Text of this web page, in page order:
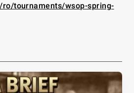
ro/tournaments/wsop-spring-